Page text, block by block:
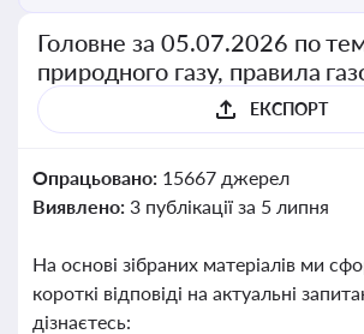
Головне за 05.07.2026 по
природного газу, правила
ЕКСПОРТ
Опрацьовано: 15667 джерел
Виявлено: 3 публікації за 5 липня
На основі зібраних матеріалів ми
короткі відповіді на актуальні
дізнаєтесь: